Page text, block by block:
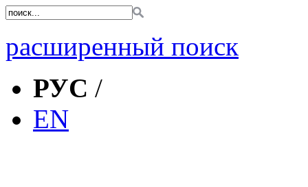
расширенный поиск
РУС /
EN